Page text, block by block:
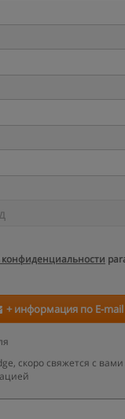
конфиденциальности
+ информация по E-mail
скоро свяжется с вами